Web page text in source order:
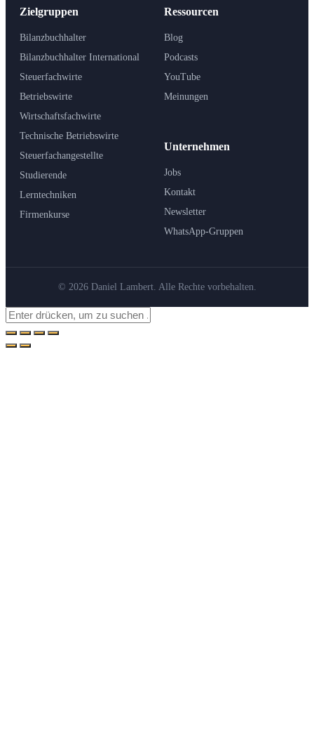
Zielgruppen
Bilanzbuchhalter
Bilanzbuchhalter International
Steuerfachwirte
Betriebswirte
Wirtschaftsfachwirte
Technische Betriebswirte
Steuerfachangestellte
Studierende
Lerntechniken
Firmenkurse
Ressourcen
Blog
Podcasts
YouTube
Meinungen
Unternehmen
Jobs
Kontakt
Newsletter
WhatsApp-Gruppen
© 2026 Daniel Lambert. Alle Rechte vorbehalten.